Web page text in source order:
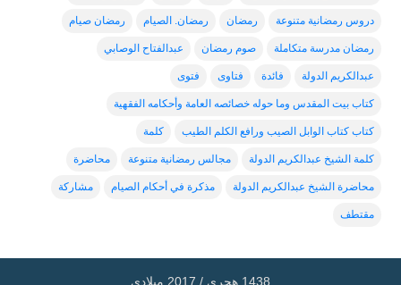
دروس رمضانية متنوعة رمضان رمضان. الصيام رمضان صيام
رمضان مدرسة متكاملة صوم رمضان عبدالفتاح الوصابي
عبدالكريم الدولة فائدة فتاوى فتوى
كتاب بيت المقدس وما حوله خصائصه العامة وأحكامه الفقهية
كتاب كتاب الوابل الصيب ورافع الكلم الطيب كلمة
كلمة الشيخ عبدالكريم الدولة مجالس رمضانية متنوعة محاضرة
محاضرة الشيخ عبدالكريم الدولة مذكرة في أحكام الصيام مشاركة
مقتطف
1438 هجري / 2017 ميلادي